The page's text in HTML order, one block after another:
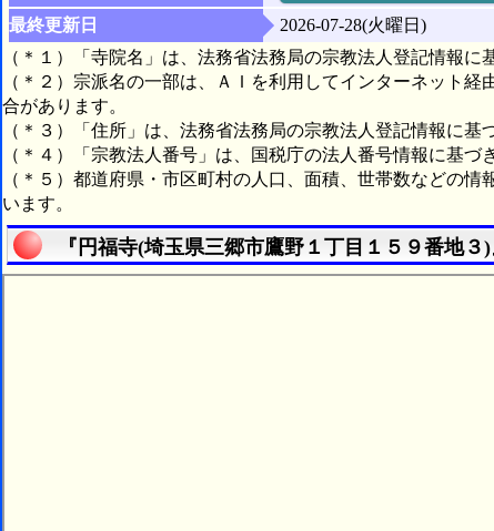
最終更新日
2026-07-28(火曜日)
（＊１）「寺院名」は、法務省法務局の宗教法人登記情報に
（＊２）宗派名の一部は、ＡＩを利用してインターネット
合があります。
（＊３）「住所」は、法務省法務局の宗教法人登記情報に基
（＊４）「宗教法人番号」は、国税庁の法人番号情報に基づ
（＊５）都道府県・市区町村の人口、面積、世帯数などの
います。
『円福寺(埼玉県三郷市鷹野１丁目１５９番地３